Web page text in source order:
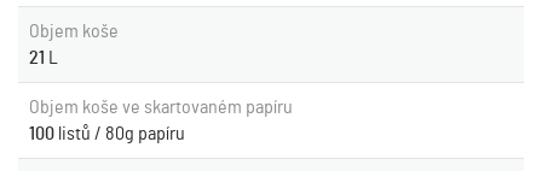
Objem koše
21
Objem koše ve skartovaném papíru
100 listů / 80g papíru